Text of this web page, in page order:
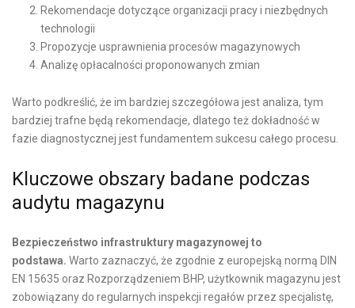
Rekomendacje dotyczące organizacji pracy i niezbędnych
technologii
Propozycje usprawnienia procesów magazynowych
Analizę opłacalności proponowanych zmian
Warto podkreślić, że im bardziej szczegółowa jest analiza, tym
bardziej trafne będą rekomendacje, dlatego też dokładność w
fazie diagnostycznej jest fundamentem sukcesu całego procesu.
Kluczowe obszary badane podczas
audytu magazynu
Bezpieczeństwo infrastruktury magazynowej to
podstawa. Warto zaznaczyć, że zgodnie z europejską normą DIN
EN 15635 oraz Rozporządzeniem BHP, użytkownik magazynu jest
zobowiązany do regularnych inspekcji regałów przez specjalistę,